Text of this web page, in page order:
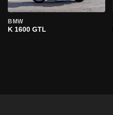
BMW
K 1600 GTL